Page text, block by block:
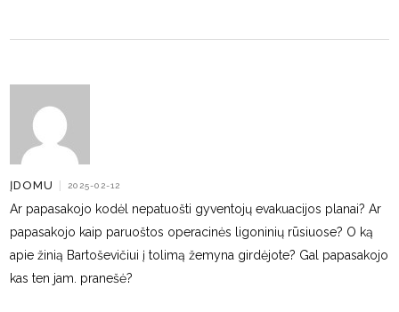
ĮDOMU | 2025-02-12
Ar papasakojo kodėl nepatuošti gyventojų evakuacijos planai? Ar
papasakojo kaip paruoštos operacinės ligoninių rūsiuose? O ką
apie žinią Bartoševičiui į tolimą žemyna girdėjote? Gal papasakojo
kas ten jam. pranešė?